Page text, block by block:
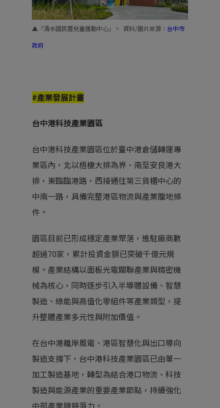
▲「清水國民暨兒童運動中心」。 資料/圖片來源 ： 台中市
政府
#產業發展計畫
台中港科技產業園區
台中港科技產業園區位於臺中港倉儲轉運專
業區內，北以梧棲大排為界、南至安良港大
排，東臨臨港路，西接通往第三貨櫃中心的
中南一路，具備完整港區物流與產業腹地條
件。
園區目前已形成穩定產業聚落，進駐廠商數
超過70家，累計投資金額已突破千億元規
模。產業結構以面板光電關聯產業與精密機
械為核心，同時逐步引入半導體設備、智慧
製造、綠能與高值化零組件等產業類型，提
升整體產業多元性與附加價值。
在台中港離岸風電、港區智慧化與出口導向
製造支撐下，台中港科技產業園區已由單一
加工製造基地，轉型為結合港口物流、科技
製造與能源產業的重要產業節點，持續強化
中部產業鏈競爭力。